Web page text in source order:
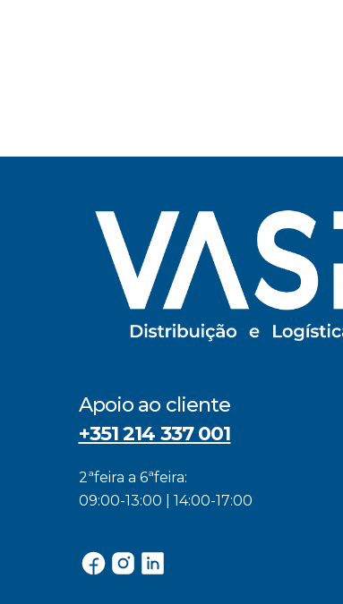
Apoio ao cliente
+351 214 337 001
2ªfeira a 6ªfeira:
09:00-13:00 | 14:00-17:00